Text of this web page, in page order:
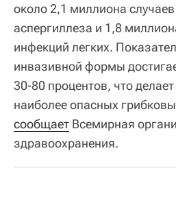
около 2,1 миллиона
аспергиллеза и 1,8
инфекций легких.
инвазивной формы
30-80 процентов, что
наиболее опасных
сообщает Всемирная
здравоохранения.